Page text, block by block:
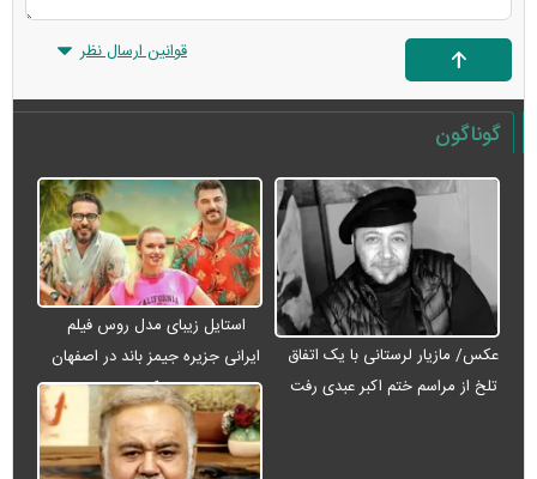
قوانین ارسال نظر
گوناگون
عکس/ مازیار لرستانی با یک اتفاق
تلخ از مراسم ختم اکبر عبدی رفت
استایل زیبای مدل روس فیلم
ایرانی جزیره جیمز باند در اصفهان
+ عکس